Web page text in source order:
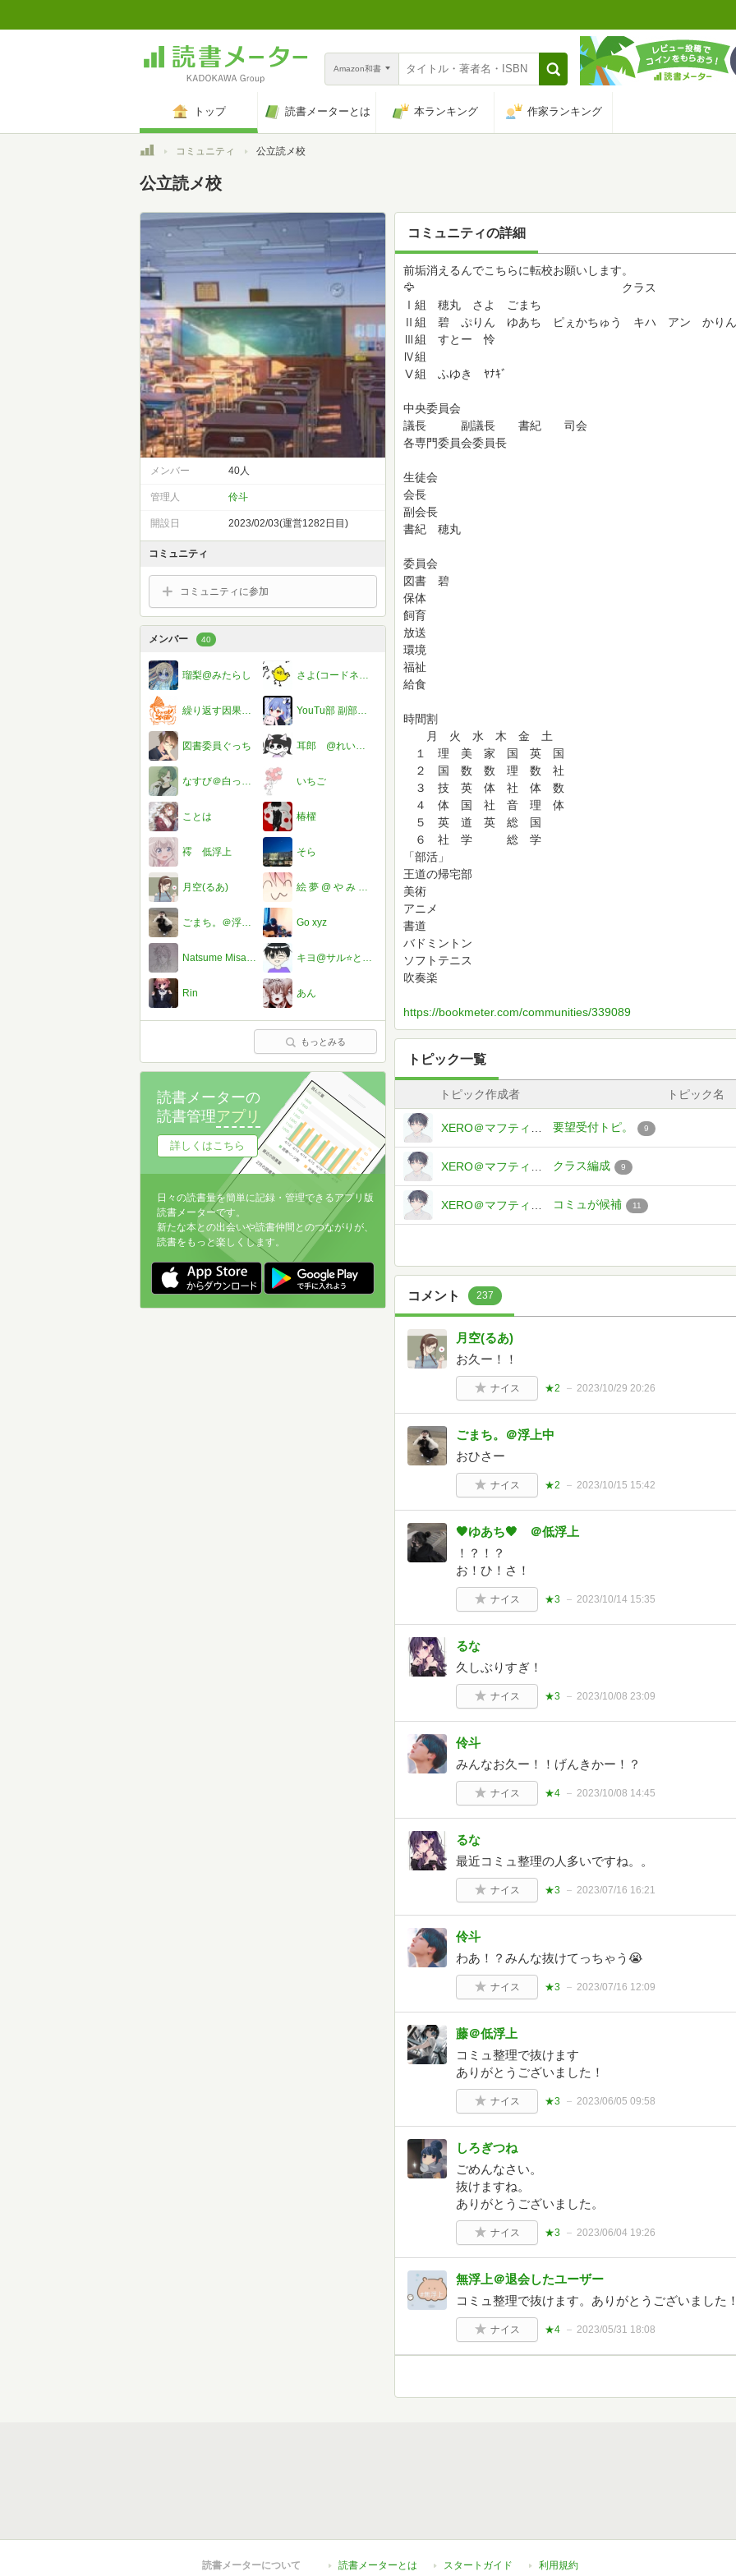
Amazon和書
トップ 読書メーターとは 本ランキング 作家ランキング
トップコミュニティ 公立読メ校
公立読メ校
コミュニティの詳細
前垢消えるんでこちらに転校お願いします。
🦅 ク
Ⅰ組 穂丸 さよ ごまち
Ⅱ組 碧 ぷりん ゆあち ピぇかちゅう キハ アン かり
Ⅲ組 すとー 怜
Ⅳ組
Ⅴ組 ふゆき ﾔﾅｷﾞ
中央委員会
議長 副議長 書紀 司会
各専門委員会委員長
生徒会
会長
副会長
書紀 穂丸
委員会
図書 碧
保体
飼育
放送
環境
福祉
給食
時間割
月 火 水 木 金 土
１ 理 美 家 国 英 国
２ 国 数 数 理 数 社
３ 技 英 体 社 体 数
４ 体 国 社 音 理 体
５ 英 道 英 総 国
６ 社 学 総 学
「部活」
王道の帰宅部
美術
アニメ
書道
バドミントン
ソフトテニス
吹奏楽
https://bookmeter.com/communities/339089
トピック一覧
トピック作成者 トピック名
要望受付トピ。 9
クラス編成 9
コミュが候補 11
コメント 237
月空(るあ)
お久ー！！
ナイス ★2 2023/10/29 20:26
ごまち。＠浮上中
おひさー
ナイス ★2 2023/10/15 15:42
🖤ゆあち🖤 ＠低浮上
！？！？
お！ひ！さ！
ナイス ★3 2023/10/14 15:35
るな
久しぶりすぎ！
ナイス ★3 2023/10/08 23:09
伶斗
みんなお久ー！！げんきかー！？
ナイス ★4 2023/10/08 14:45
るな
最近コミュ整理の人多いですね。。
ナイス ★3 2023/07/16 16:21
伶斗
わあ！？みんな抜けてっちゃう😭
ナイス ★3 2023/07/16 12:09
藤＠低浮上
コミュ整理で抜けます
ありがとうございました！
ナイス ★3 2023/06/05 09:58
しろぎつね
ごめんなさい。
抜けますね。
ありがとうございました。
ナイス ★3 2023/06/04 19:26
無浮上＠退会したユーザー
コミュ整理で抜けます。ありがとうございました！
ナイス ★4 2023/05/31 18:08
メンバー 40人
管理人 伶斗
開設日 2023/02/03(運営1282日目)
コミュニティ
コミュニティに参加
メンバー 40
瑠梨@みたらし さよ(コードネーム34⛄❄🌏）#しのさんとペア画中
繰り返す因果応報 YouTu部 副部長 hinana
図書委員ぐっち 耳郎 @れいくんとペア画中
なすび＠白って200種あるんだね いちご
ことは 椿櫂
䙥 低浮上 そら
月空(るあ) 絵 夢 @ や み あ か 大 切 さ ん 募 集 中
ごまち。＠浮上中 Go xyz
Natsume Misazaki／Siegfried Lorenz von Leuchtenstein キヨ@サル⭐️とペア画中
Rin あん
もっとみる
読書メーターの
読書管理アプリ
詳しくはこちら
日々の読書量を簡単に記録・管理できるアプリ版
読書メーターです。
新たな本との出会いや読書仲間とのつながりが、
読書をもっと楽しくします。
読書メーターについて 読書メーターとは スタートガイド 利用規約